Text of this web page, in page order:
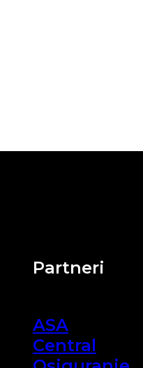
Partneri
ASA
Central